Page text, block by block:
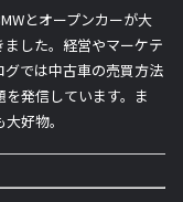
とオープンカーが大
した。経営やマーケテ
では中古車の売買方法
発信しています。ま
好物。